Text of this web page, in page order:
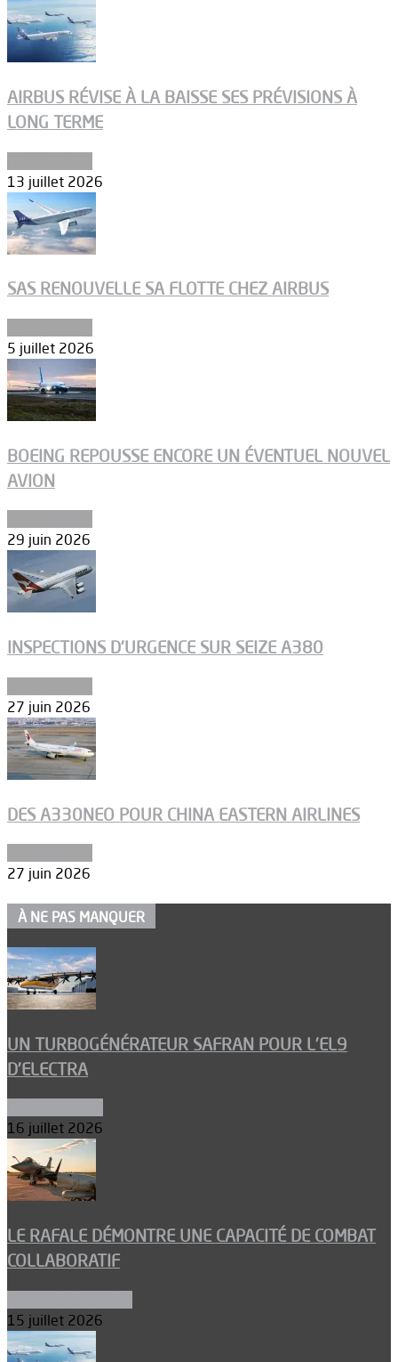
AIRBUS RÉVISE À LA BAISSE SES PRÉVISIONS À
LONG TERME
13 juillet 2026
SAS RENOUVELLE SA FLOTTE CHEZ AIRBUS
5 juillet 2026
BOEING REPOUSSE ENCORE UN ÉVENTUEL NOUVEL
AVION
29 juin 2026
INSPECTIONS D’URGENCE SUR SEIZE A380
27 juin 2026
DES A330NEO POUR CHINA EASTERN AIRLINES
27 juin 2026
À NE PAS MANQUER
UN TURBOGÉNÉRATEUR SAFRAN POUR L’EL9
D’ELECTRA
16 juillet 2026
LE RAFALE DÉMONTRE UNE CAPACITÉ DE COMBAT
COLLABORATIF
15 juillet 2026